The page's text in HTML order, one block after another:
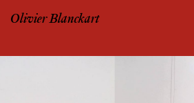
Olivier Blanckart